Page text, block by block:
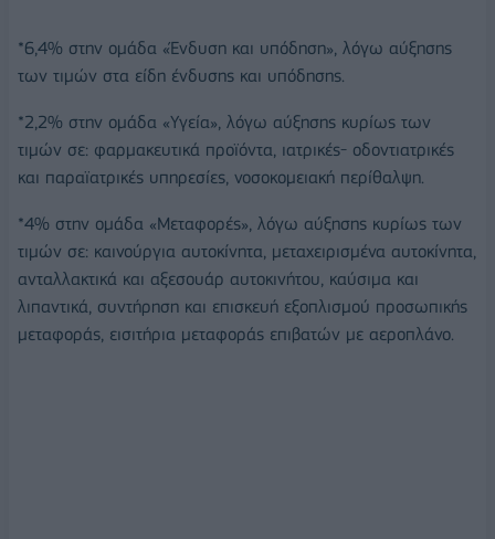
*6,4% στην ομάδα «Ένδυση και υπόδηση», λόγω αύξησης
των τιμών στα είδη ένδυσης και υπόδησης.
*2,2% στην ομάδα «Υγεία», λόγω αύξησης κυρίως των
τιμών σε: φαρμακευτικά προϊόντα, ιατρικές- οδοντιατρικές
και παραϊατρικές υπηρεσίες, νοσοκομειακή περίθαλψη.
*4% στην ομάδα «Μεταφορές», λόγω αύξησης κυρίως των
τιμών σε: καινούργια αυτοκίνητα, μεταχειρισμένα αυτοκίνητα,
ανταλλακτικά και αξεσουάρ αυτοκινήτου, καύσιμα και
λιπαντικά, συντήρηση και επισκευή εξοπλισμού προσωπικής
μεταφοράς, εισιτήρια μεταφοράς επιβατών με αεροπλάνο.